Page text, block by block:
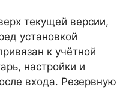
текущей версии,
установкой
к учётной
настройки и
входа. Резервную